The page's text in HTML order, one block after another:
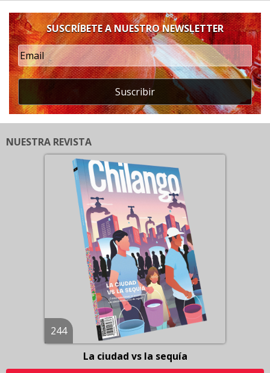
SUSCRÍBETE A NUESTRO NEWSLETTER
Suscribir
NUESTRA REVISTA
244
La ciudad vs la sequía